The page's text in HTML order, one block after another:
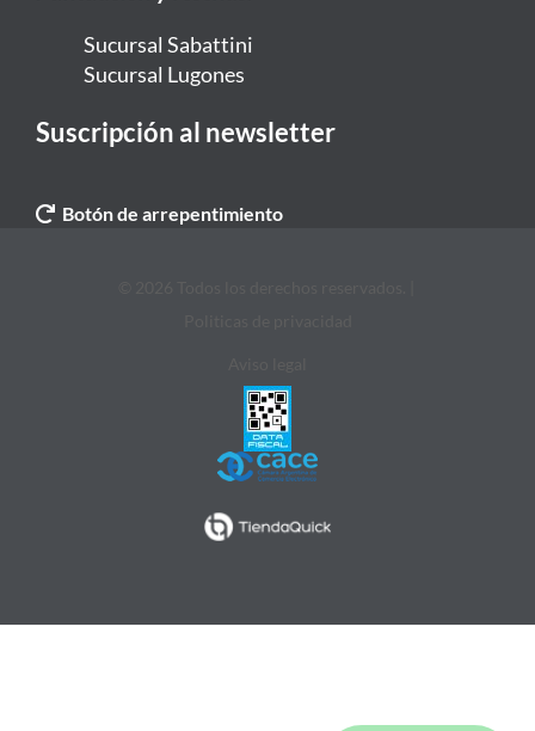
Sucursal Sabattini
Sucursal Lugones
Suscripción al newsletter
Botón de arrepentimiento